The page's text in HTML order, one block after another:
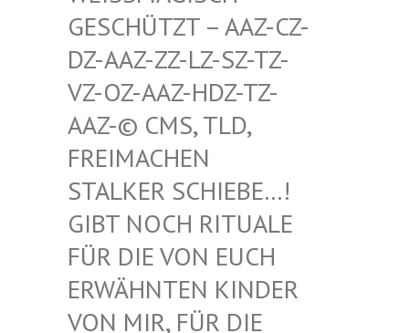
SCHÜTZT – AAZ-CZ-DZ
-AAZ-ZZ-LZ-SZ-TZ-VZ
-OZ-AAZ-HDZ-TZ-AA
Z-© CMS, TLD, FR
EIMACHEN ST
ALKER SCHIEBE…! GI
BT NOCH RITUALE FÜ
R DIE VON EUCH ER
WÄHNTEN KINDER VO
N MIR, FÜR DIE IL